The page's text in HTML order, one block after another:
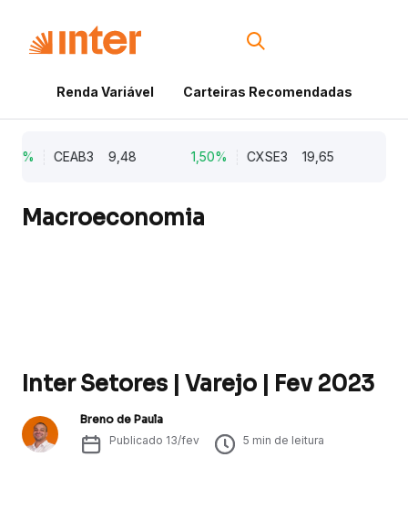
Renda Variável Carteiras Recomendadas
CEAB3 9,48 1,50% CXSE3 19,65
Macroeconomia
Inter Setores | Varejo | Fev 2023
Breno de Paula
Publicado 13/fev 5 min de leitura